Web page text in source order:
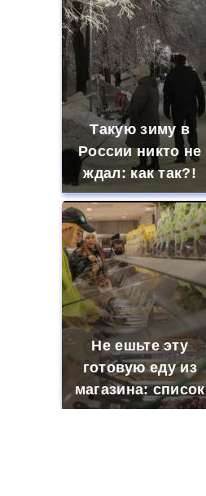
Такую зиму в
России никто не
ждал: как так?!
Не ешьте эту
готовую еду из
магазина: список